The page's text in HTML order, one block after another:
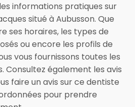
informations pratiques sur
situé à Aubusson. Que
ses horaires, les types de
ou encore les profils de
vous fournissons toutes les
Consultez également les avis
faire un avis sur ce dentiste
pour prendre